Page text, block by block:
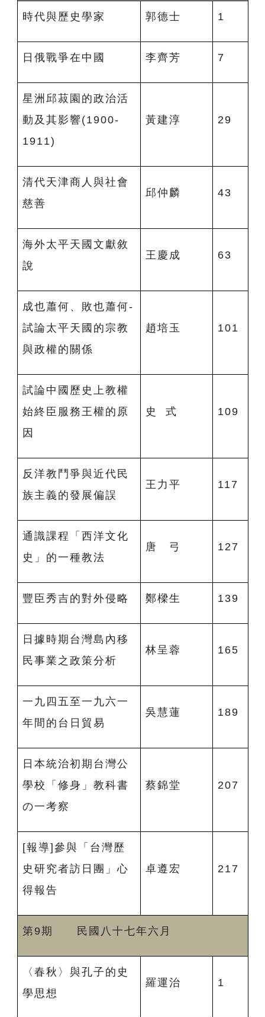
時代與歷史學家 郭德士 1
日俄戰爭在中國 李齊芳 7
星洲邱菽園的政治活
動及其影響(1900-
1911)
黃建淳 29
清代天津商人與社會
慈善
邱仲麟 43
海外太平天國文獻敘
說
王慶成 63
成也蕭何、敗也蕭何-
試論太平天國的宗教
與政權的關係
趙培玉 101
試論中國歷史上教權
始終臣服務王權的原
因
史 式 109
反洋教鬥爭與近代民
族主義的發展偏誤
王力平 117
通識課程「西洋文化
史」的一種教法
唐 弓 127
豐臣秀吉的對外侵略 鄭樑生 139
日據時期台灣島內移
民事業之政策分析
林呈蓉 165
一九四五至一九六一
年間的台日貿易
吳慧蓮 189
日本統治初期台灣公
學校「修身」教科書
の一考察
蔡錦堂 207
[報導]參與「台灣歷
史研究者訪日團」心
得報告
卓遵宏 217
第9期 民國八十七年六月
〈春秋〉與孔子的史
學思想
羅運治 1